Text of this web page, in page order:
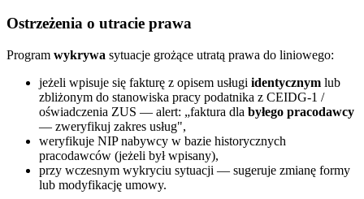
Ostrzeżenia o utracie prawa
Program wykrywa sytuacje grożące utratą prawa do liniowego:
jeżeli wpisuje się fakturę z opisem usługi identycznym lub
zbliżonym do stanowiska pracy podatnika z CEIDG-1 /
oświadczenia ZUS — alert: „faktura dla byłego pracodawcy
— zweryfikuj zakres usług",
weryfikuje NIP nabywcy w bazie historycznych
pracodawców (jeżeli był wpisany),
przy wczesnym wykryciu sytuacji — sugeruje zmianę formy
lub modyfikację umowy.